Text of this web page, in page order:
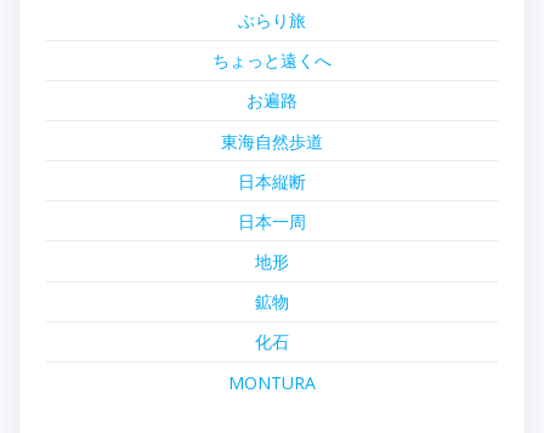
ぶらり旅
ちょっと遠くへ
お遍路
東海自然歩道
日本縦断
日本一周
地形
鉱物
化石
MONTURA